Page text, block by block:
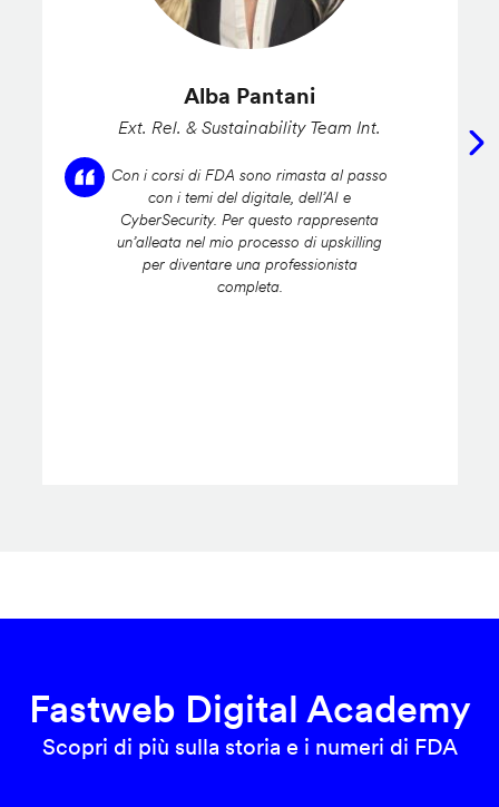
Alba Pantani
Ext. Rel. & Sustainability Team Int.
Con i corsi di FDA sono rimasta al passo
con i temi del digitale, dell’AI e
CyberSecurity. Per questo rappresenta
un’alleata nel mio processo di upskilling
per diventare una professionista
completa.
Fastweb Digital Academy
Scopri di più sulla storia e i numeri di FDA